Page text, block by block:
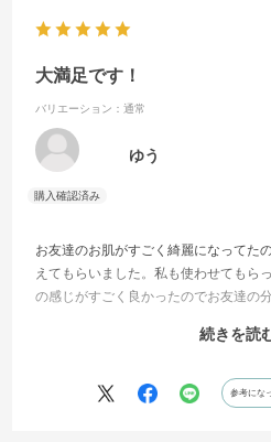
大満足です！
バリエーション：通常
ゆう
お友達のお肌がすごく綺麗になってた
えてもらいました。私も使わせてもら
の感じがすごく良かったのでお友達の
今から更にお肌の変化が楽しみです！
続きを読
参考にな